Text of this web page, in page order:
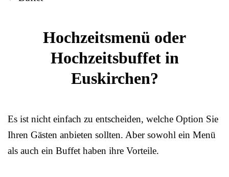
Hochzeitsmenü oder
Hochzeitsbuffet in
Euskirchen?
Es ist nicht einfach zu entscheiden, welche Option Sie
Ihren Gästen anbieten sollten. Aber sowohl ein Menü
als auch ein Buffet haben ihre Vorteile.